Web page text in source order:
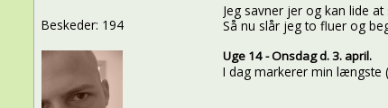
Beskeder: 194
Jeg savner jer og kan lide
Så nu slår jeg to fluer og
Uge 14 - Onsdag d. 3. april.
I dag markerer min længste